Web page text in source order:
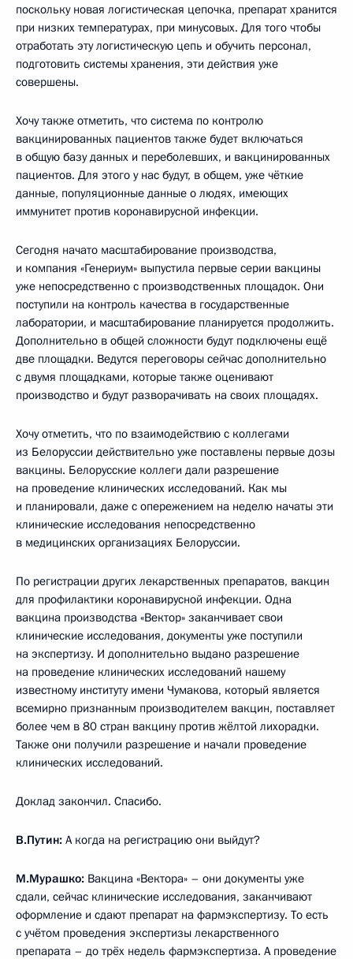
поскольку новая логистическая цепочка, препарат хранится
при низких температурах, при минусовых. Для того чтобы
отработать эту логистическую цепь и обучить персонал,
подготовить системы хранения, эти действия уже
совершены.
Хочу также отметить, что система по контролю
вакцинированных пациентов также будет включаться
в общую базу данных и переболевших, и вакцинированных
пациентов. Для этого у нас будут, в общем, уже чёткие
данные, популяционные данные о людях, имеющих
иммунитет против коронавирусной инфекции.
Сегодня начато масштабирование производства,
и компания «Генериум» выпустила первые серии вакцины
уже непосредственно с производственных площадок. Они
поступили на контроль качества в государственные
лаборатории, и масштабирование планируется продолжить.
Дополнительно в общей сложности будут подключены ещё
две площадки. Ведутся переговоры сейчас дополнительно
с двумя площадками, которые также оценивают
производство и будут разворачивать на своих площадях.
Хочу отметить, что по взаимодействию с коллегами
из Белоруссии действительно уже поставлены первые дозы
вакцины. Белорусские коллеги дали разрешение
на проведение клинических исследований. Как мы
и планировали, даже с опережением на неделю начаты эти
клинические исследования непосредственно
в медицинских организациях Белоруссии.
По регистрации других лекарственных препаратов, вакцин
для профилактики коронавирусной инфекции. Одна
вакцина производства «Вектор» заканчивает свои
клинические исследования, документы уже поступили
на экспертизу. И дополнительно выдано разрешение
на проведение клинических исследований нашему
известному институту имени Чумакова, который является
всемирно признанным производителем вакцин, поставляет
более чем в 80 стран вакцину против жёлтой лихорадки.
Также они получили разрешение и начали проведение
клинических исследований.
Доклад закончил. Спасибо.
В.Путин: А когда на регистрацию они выйдут?
М.Мурашко: Вакцина «Вектора» – они документы уже
сдали, сейчас клинические исследования, заканчивают
оформление и сдают препарат на фармэкспертизу. То есть
с учётом проведения экспертизы лекарственного
препарата – до трёх недель фармэкспертиза. А проведение